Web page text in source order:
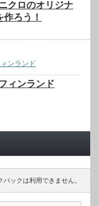
クロのオリジナ
ろう！
ンランド
ィンランド
バックは利用できません。